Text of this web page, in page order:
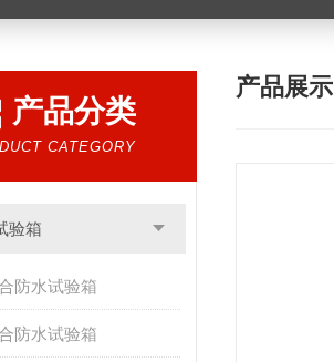
产品分类
CATEGORY
验箱
防水试验箱
防水试验箱
产品展示